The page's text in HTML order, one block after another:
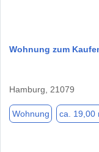
Wohnung zum
Hamburg, 21079
Wohnung ca. 19,00